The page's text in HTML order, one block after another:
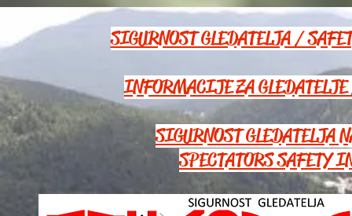
SIGURNOST GLEDATELJA /
INFORMACIJE ZA
SIGURNOST GLEDATELJA
SPECTATORS SAFETY